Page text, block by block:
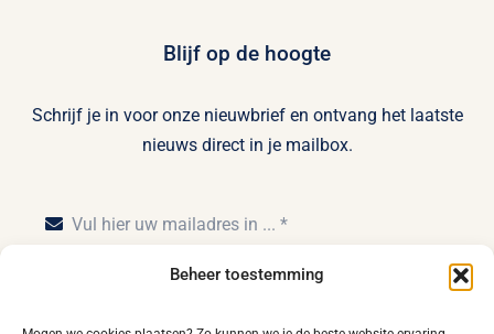
Beheer toestemming
Blijf op de hoogte
Schrijf je in voor onze nieuwbrief en ontvang het laatste
nieuws direct in je mailbox.